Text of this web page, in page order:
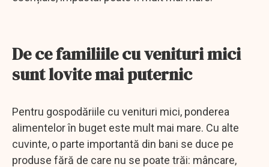
De ce familiile cu venituri mici
sunt lovite mai puternic
Pentru gospodăriile cu venituri mici, ponderea
alimentelor în buget este mult mai mare. Cu alte
cuvinte, o parte importantă din bani se duce pe
produse fără de care nu se poate trăi: mâncare,